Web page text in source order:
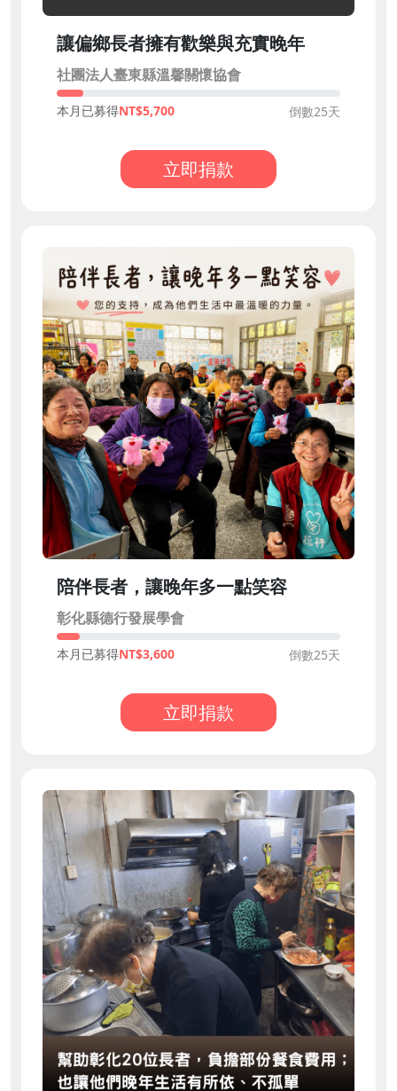
讓偏鄉長者擁有歡樂與充實晚年
社團法人臺東縣溫馨關懷協會
本月已募得 5,700 倒數25天
立即捐款
陪伴長者，讓晚年多一點笑容
彰化縣德行發展學會
本月已募得 3,600 倒數25天
立即捐款